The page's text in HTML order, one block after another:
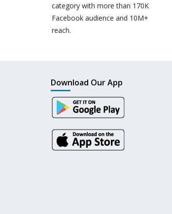
category with more than 170K
Facebook audience and 10M+
reach.
Download Our App